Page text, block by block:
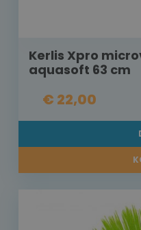
Kerlis Xpro
aquasoft 63 cm
€ 22,00